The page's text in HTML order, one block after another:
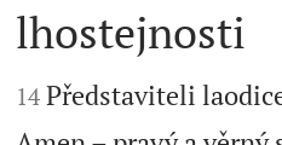

lhostejnosti

14 Představiteli